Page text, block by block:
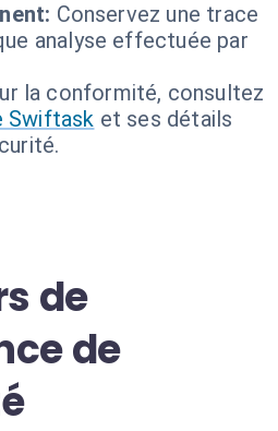
Conservez une trace
analyse effectuée par
la conformité, consultez
Swiftask et ses détails
de
de